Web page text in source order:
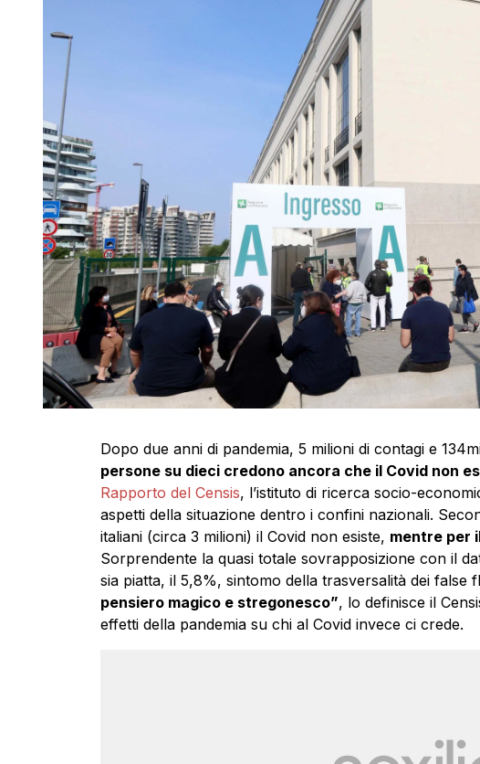
Dopo due anni di pandemia, 5 milioni di contagi e
persone su dieci credono ancora che il Covid non
Rapporto del Censis, l’istituto di ricerca socio-
aspetti della situazione dentro i confini nazionali.
italiani (circa 3 milioni) il Covid non esiste, mentre per
Sorprendente la quasi totale sovrapposizione con il
sia piatta, il 5,8%, sintomo della trasversalità dei false
pensiero magico e stregonesco”, lo definisce il
effetti della pandemia su chi al Covid invece ci crede.